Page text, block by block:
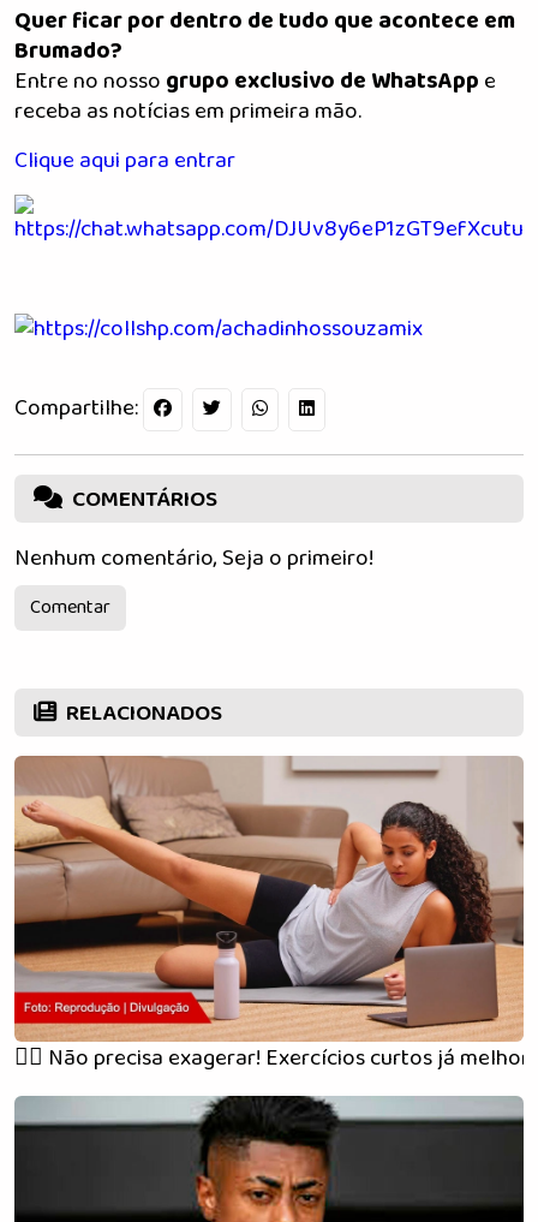
Quer ficar por dentro de tudo que acontece em
Brumado?
Entre no nossogrupo exclusivo de WhatsAppe
receba as notícias em primeira mão.
Clique aqui para entrar
Compartilhe:
COMENTÁRIOS
Nenhum comentário, Seja o primeiro!
Comentar
RELACIONADOS
🏃‍♀️ Não precisa exagerar! Exercícios curtos já